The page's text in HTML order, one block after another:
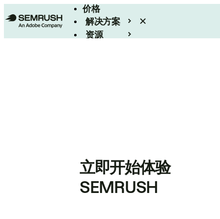
价格
解决方案
资源
立即开始体验
SEMRUSH